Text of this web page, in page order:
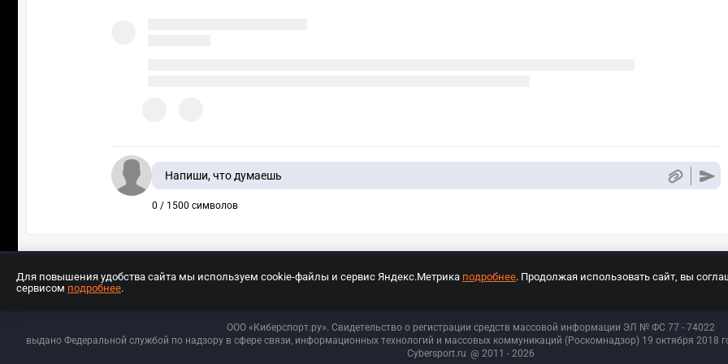
Напиши, что думаешь
0 / 1500 символов
ООО «Киберспорт.ру». Свидетельство о регистрации средств массовой информации ЭЛ № ФС 77 - 74022
выдано Федеральной службой по надзору в сфере связи, информационных технологий и массовых коммуникаций (Роскомнадзор) 19 октября 2018
Cybersport.ru @ 2011 - 2026
Для повышения удобства сайта мы используем cookie-файлы и сервис Яндекс.Метрика подробнее. Продолжая использовать сайт, вы
сервисом подробнее.